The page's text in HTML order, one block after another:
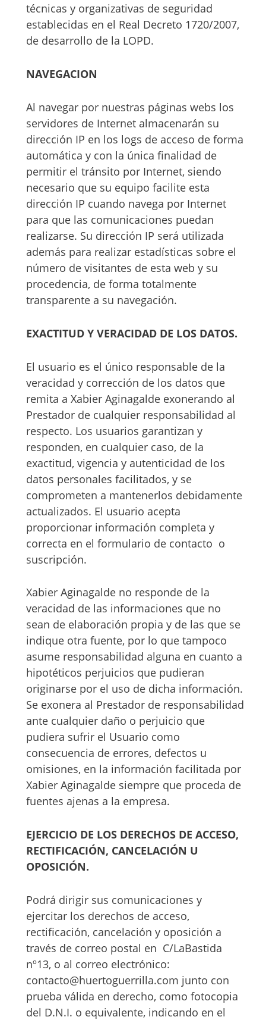
técnicas y organizativas de seguridad
establecidas en el Real Decreto 1720/2007,
de desarrollo de la LOPD.
NAVEGACION
Al navegar por nuestras páginas webs los
servidores de Internet almacenarán su
dirección IP en los logs de acceso de forma
automática y con la única finalidad de
permitir el tránsito por Internet, siendo
necesario que su equipo facilite esta
dirección IP cuando navega por Internet
para que las comunicaciones puedan
realizarse. Su dirección IP será utilizada
además para realizar estadísticas sobre el
número de visitantes de esta web y su
procedencia, de forma totalmente
transparente a su navegación.
EXACTITUD Y VERACIDAD DE LOS DATOS.
El usuario es el único responsable de la
veracidad y corrección de los datos que
remita a Xabier Aginagalde exonerando al
Prestador de cualquier responsabilidad al
respecto. Los usuarios garantizan y
responden, en cualquier caso, de la
exactitud, vigencia y autenticidad de los
datos personales facilitados, y se
comprometen a mantenerlos debidamente
actualizados. El usuario acepta
proporcionar información completa y
correcta en el formulario de contacto o
suscripción.
Xabier Aginagalde no responde de la
veracidad de las informaciones que no
sean de elaboración propia y de las que se
indique otra fuente, por lo que tampoco
asume responsabilidad alguna en cuanto a
hipotéticos perjuicios que pudieran
originarse por el uso de dicha información.
Se exonera al Prestador de responsabilidad
ante cualquier daño o perjuicio que
pudiera sufrir el Usuario como
consecuencia de errores, defectos u
omisiones, en la información facilitada por
Xabier Aginagalde siempre que proceda de
fuentes ajenas a la empresa.
EJERCICIO DE LOS DERECHOS DE ACCESO,
RECTIFICACIÓN, CANCELACIÓN U
OPOSICIÓN.
Podrá dirigir sus comunicaciones y
ejercitar los derechos de acceso,
rectificación, cancelación y oposición a
través de correo postal en C/LaBastida
nº13, o al correo electrónico:
contacto@huertoguerrilla.com junto con
prueba válida en derecho, como fotocopia
del D.N.I. o equivalente, indicando en el